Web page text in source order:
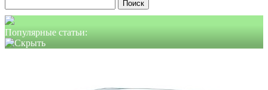
Популярные статьи: